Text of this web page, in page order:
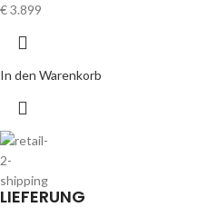
€3.899
In den Warenkorb
LIEFERUNG